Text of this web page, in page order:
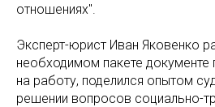
отношениях".
Эксперт-юрист Иван Яковенко
необходимом пакете документе
на работу, поделился опытом
решении вопросов социально-